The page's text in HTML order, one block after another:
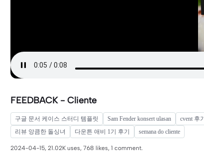
FEEDBACK - Cliente
구글 문서 케이스 스터디 템플릿 Sam Fender konsert ulasan cvent 후기
리뷰 앙큼한 돌싱녀
다운튼 애비 1기 후기 semana do cliente
2024-04-15, 21.02K uses, 768 likes, 1 comment.